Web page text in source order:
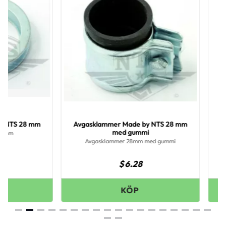
Avgasklammer Made by NTS 28 mm
Avgasklammer 28mm med gummi
Avgasklammer